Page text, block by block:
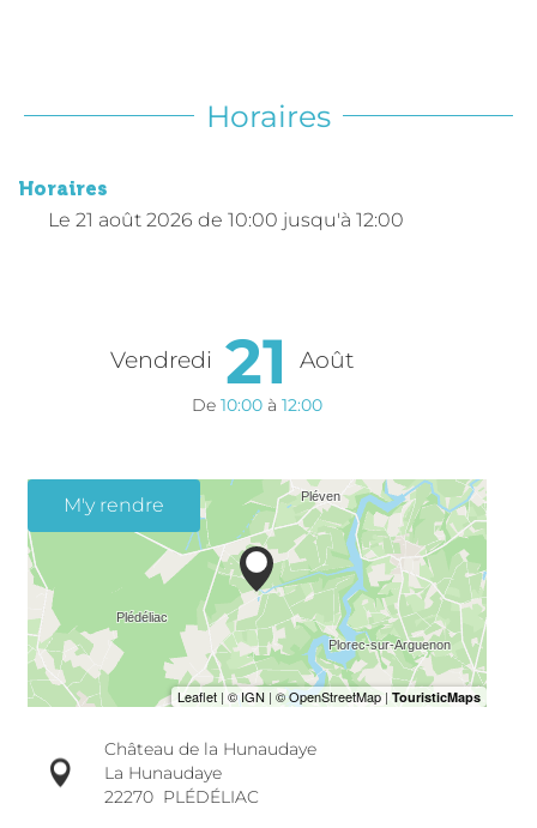
Horaires
Horaires
Le 21 août 2026 de 10:00 jusqu'à 12:00
Vendredi 21 Août
De 10:00 à 12:00
M'y rendre
Château de la Hunaudaye
La Hunaudaye
22270 PLÉDÉLIAC